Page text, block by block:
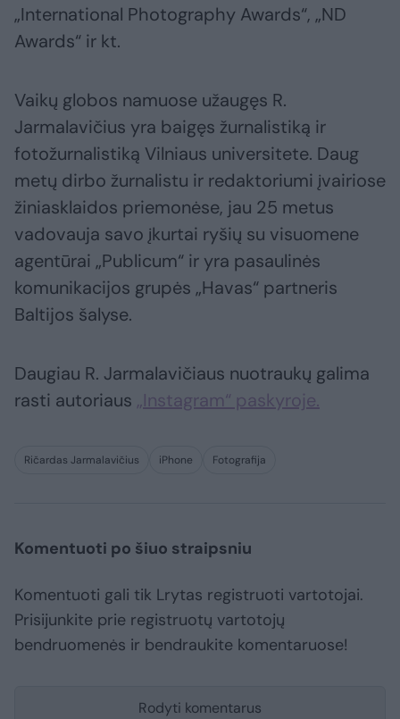
„International Photography Awards“, „ND
Awards“ ir kt.
Vaikų globos namuose užaugęs R.
Jarmalavičius yra baigęs žurnalistiką ir
fotožurnalistiką Vilniaus universitete. Daug
metų dirbo žurnalistu ir redaktoriumi įvairiose
žiniasklaidos priemonėse, jau 25 metus
vadovauja savo įkurtai ryšių su visuomene
agentūrai „Publicum“ ir yra pasaulinės
komunikacijos grupės „Havas“ partneris
Baltijos šalyse.
Daugiau R. Jarmalavičiaus nuotraukų galima
rasti autoriaus „Instagram“ paskyroje.
Ričardas Jarmalavičius iPhone Fotografija
Komentuoti po šiuo straipsniu
Komentuoti gali tik Lrytas registruoti vartotojai.
Prisijunkite prie registruotų vartotojų
bendruomenės ir bendraukite komentaruose!
Rodyti komentarus